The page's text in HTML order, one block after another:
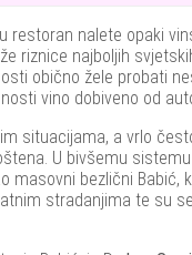
nalete opaki
riznice najboljih
obično žele probati
vino dobiveno od
situacijama, a vrlo
U bivšemu
bezlični Babić,
stradanjima te su